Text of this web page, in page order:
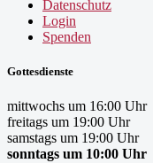
Datenschutz
Login
Spenden
Gottesdienste
mittwochs um 16:00 Uhr
freitags um 19:00 Uhr
samstags um 19:00 Uhr
sonntags um 10:00 Uhr